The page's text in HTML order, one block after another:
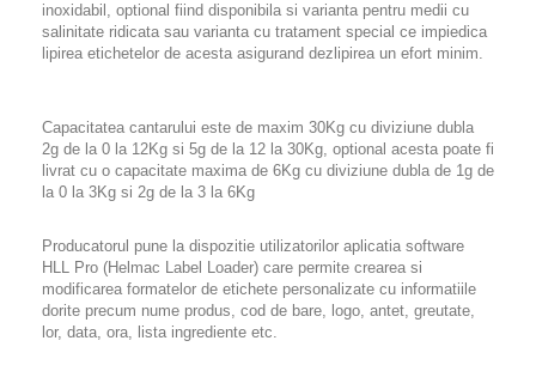
inoxidabil, optional fiind disponibila si varianta pentru medii cu
salinitate ridicata sau varianta cu tratament special ce impiedica
lipirea etichetelor de acesta asigurand dezlipirea un efort minim.
Capacitatea cantarului este de maxim 30Kg cu diviziune dubla
2g de la 0 la 12Kg si 5g de la 12 la 30Kg, optional acesta poate fi
livrat cu o capacitate maxima de 6Kg cu diviziune dubla de 1g de
la 0 la 3Kg si 2g de la 3 la 6Kg
Producatorul pune la dispozitie utilizatorilor aplicatia software
HLL Pro (Helmac Label Loader) care permite crearea si
modificarea formatelor de etichete personalizate cu informatiile
dorite precum nume produs, cod de bare, logo, antet, greutate,
lor, data, ora, lista ingrediente etc.